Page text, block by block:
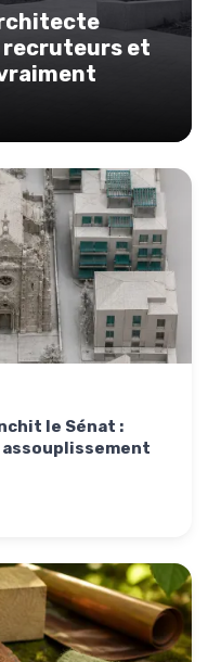
recruteurs et
le Sénat :